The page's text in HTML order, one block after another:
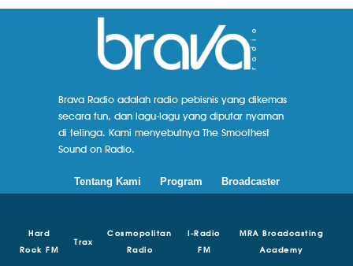
Brava Radio adalah radio pebisnis yang dikemas
secara fun, dan lagu-lagu yang diputar nyaman
di telinga. Kami menyebutnya The Smoothest
Sound on Radio.
Tentang Kami Program Broadcaster
Hard
Rock FM
Trax
Cosmopolitan
Radio
I-Radio
FM
MRA Broadcasting
Academy